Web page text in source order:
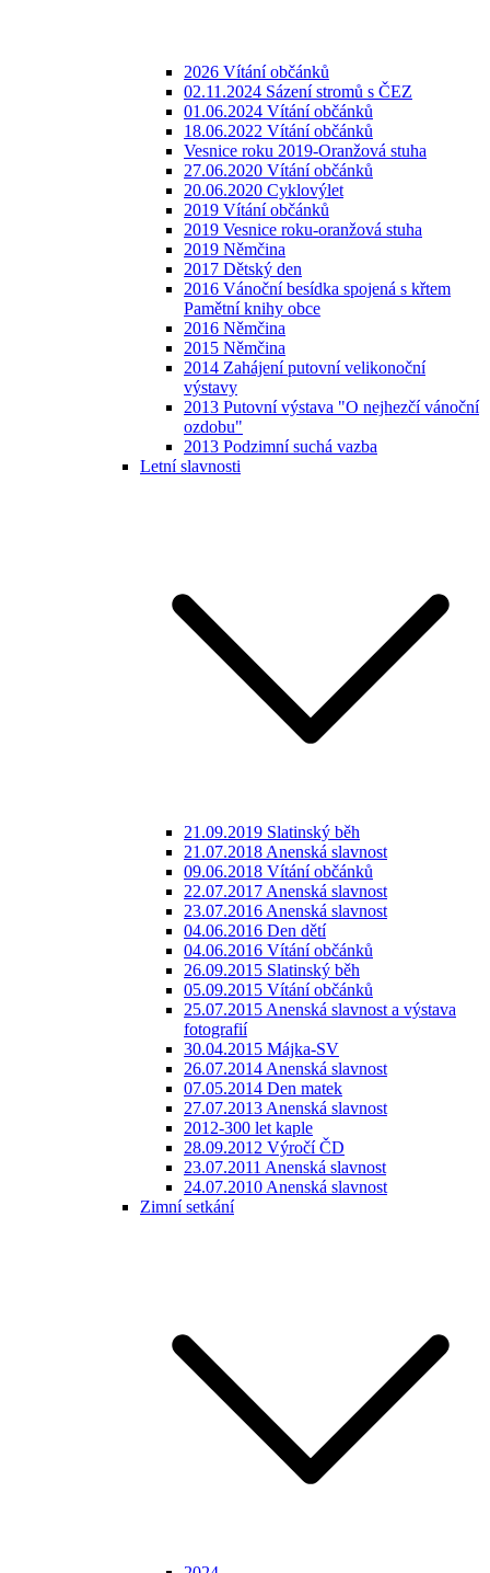
2026 Vítání občánků
02.11.2024 Sázení stromů s ČEZ
01.06.2024 Vítání občánků
18.06.2022 Vítání občánků
Vesnice roku 2019-Oranžová stuha
27.06.2020 Vítání občánků
20.06.2020 Cyklovýlet
2019 Vítání občánků
2019 Vesnice roku-oranžová stuha
2019 Němčina
2017 Dětský den
2016 Vánoční besídka spojená s křtem
Pamětní knihy obce
2016 Němčina
2015 Němčina
2014 Zahájení putovní velikonoční
výstavy
2013 Putovní výstava "O nejhezčí vánoční
ozdobu"
2013 Podzimní suchá vazba
Letní slavnosti
21.09.2019 Slatinský běh
21.07.2018 Anenská slavnost
09.06.2018 Vítání občánků
22.07.2017 Anenská slavnost
23.07.2016 Anenská slavnost
04.06.2016 Den dětí
04.06.2016 Vítání občánků
26.09.2015 Slatinský běh
05.09.2015 Vítání občánků
25.07.2015 Anenská slavnost a výstava
fotografií
30.04.2015 Májka-SV
26.07.2014 Anenská slavnost
07.05.2014 Den matek
27.07.2013 Anenská slavnost
2012-300 let kaple
28.09.2012 Výročí ČD
23.07.2011 Anenská slavnost
24.07.2010 Anenská slavnost
Zimní setkání